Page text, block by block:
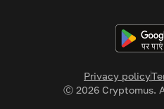
Privacy policy
Ⓒ 2026Cryptomus.